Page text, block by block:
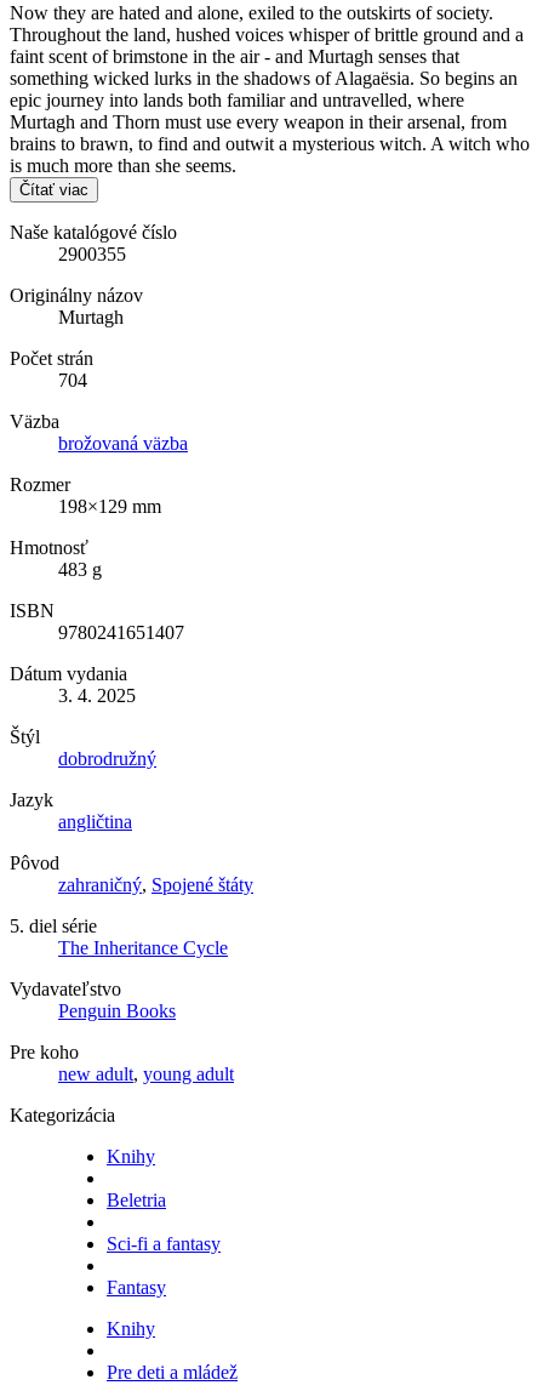
Now they are hated and alone, exiled to the outskirts of society.
Throughout the land, hushed voices whisper of brittle ground and a
faint scent of brimstone in the air - and Murtagh senses that
something wicked lurks in the shadows of Alagaësia. So begins an
epic journey into lands both familiar and untravelled, where
Murtagh and Thorn must use every weapon in their arsenal, from
brains to brawn, to find and outwit a mysterious witch. A witch who
is much more than she seems.
Čítať viac
Naše katalógové číslo
2900355
Originálny názov
Murtagh
Počet strán
704
Väzba
brožovaná väzba
Rozmer
198×129 mm
Hmotnosť
483 g
ISBN
9780241651407
Dátum vydania
3. 4. 2025
Štýl
dobrodružný
Jazyk
angličtina
Pôvod
zahraničný, Spojené štáty
5. diel série
The Inheritance Cycle
Vydavateľstvo
Penguin Books
Pre koho
new adult, young adult
Kategorizácia
Knihy
Beletria
Sci-fi a fantasy
Fantasy
Knihy
Pre deti a mládež